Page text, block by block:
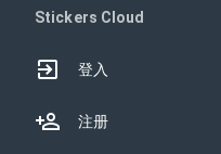
Stickers Cloud
登入
注册